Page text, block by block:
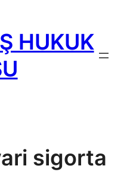
HUKUK
sigorta